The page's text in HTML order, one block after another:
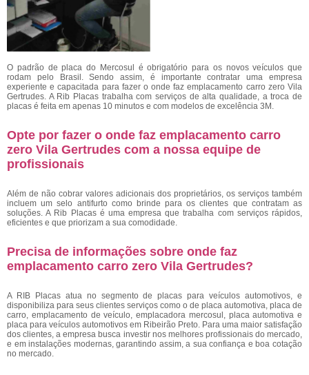
O padrão de placa do Mercosul é obrigatório para os novos veículos que
rodam pelo Brasil. Sendo assim, é importante contratar uma empresa
experiente e capacitada para fazer o onde faz emplacamento carro zero Vila
Gertrudes. A Rib Placas trabalha com serviços de alta qualidade, a troca de
placas é feita em apenas 10 minutos e com modelos de excelência 3M.
Opte por fazer o onde faz emplacamento carro
zero Vila Gertrudes com a nossa equipe de
profissionais
Além de não cobrar valores adicionais dos proprietários, os serviços também
incluem um selo antifurto como brinde para os clientes que contratam as
soluções. A Rib Placas é uma empresa que trabalha com serviços rápidos,
eficientes e que priorizam a sua comodidade.
Precisa de informações sobre onde faz
emplacamento carro zero Vila Gertrudes?
A RIB Placas atua no segmento de placas para veículos automotivos, e
disponibiliza para seus clientes serviços como o de placa automotiva, placa de
carro, emplacamento de veículo, emplacadora mercosul, placa automotiva e
placa para veículos automotivos em Ribeirão Preto. Para uma maior satisfação
dos clientes, a empresa busca investir nos melhores profissionais do mercado,
e em instalações modernas, garantindo assim, a sua confiança e boa cotação
no mercado.